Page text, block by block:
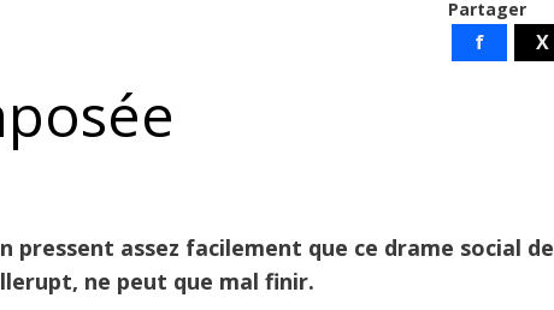
Partager
f X
assez facilement que ce drame social de
ne peut que mal finir.